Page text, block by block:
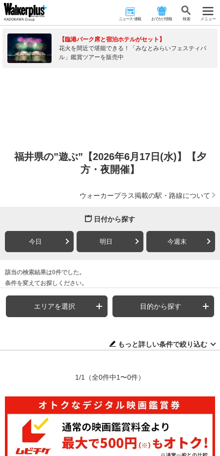
ニュース･連載 おでかけ情報 検 索 メニュー
【臨港パーク席と宿泊ホテルがセット】
花火を間近で堪能できる！「みなとみらいフェスティバ
ル」鑑賞ツアーを販売中
福井県の”遊ぶ”【2026年6月17日(水)】【夕
方・夜開催】
ウォーカープラス掲載の駅・路線について
日付から探す
今日 明日 今週末
該当の検索結果は0件でした。
条件を変えてお探しください。
エリアを選択 目的から探す
もっと詳しい条件で絞り込む
1/1 （全0件中1〜0件）